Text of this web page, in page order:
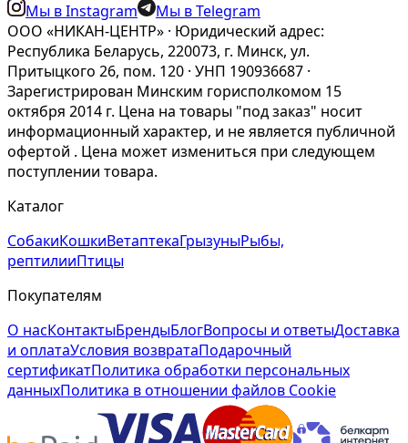
Мы в Instagram
Мы в Telegram
ООО «НИКАН-ЦЕНТР» · Юридический адрес:
Республика Беларусь, 220073, г. Минск, ул.
Притыцкого 26, пом. 120 · УНП 190936687 ·
Зарегистрирован Минским горисполкомом 15
октября 2014 г. Цена на товары "под заказ" носит
информационный характер, и не является публичной
офертой . Цена может измениться при следующем
поступлении товара.
Каталог
СобакиКошкиВетаптекаГрызуныРыбы,
рептилииПтицы
Покупателям
О насКонтактыБрендыБлогВопросы и ответыДоставка
и оплатаУсловия возвратаПодарочный
сертификатПолитика обработки персональных
данныхПолитика в отношении файлов Cookie